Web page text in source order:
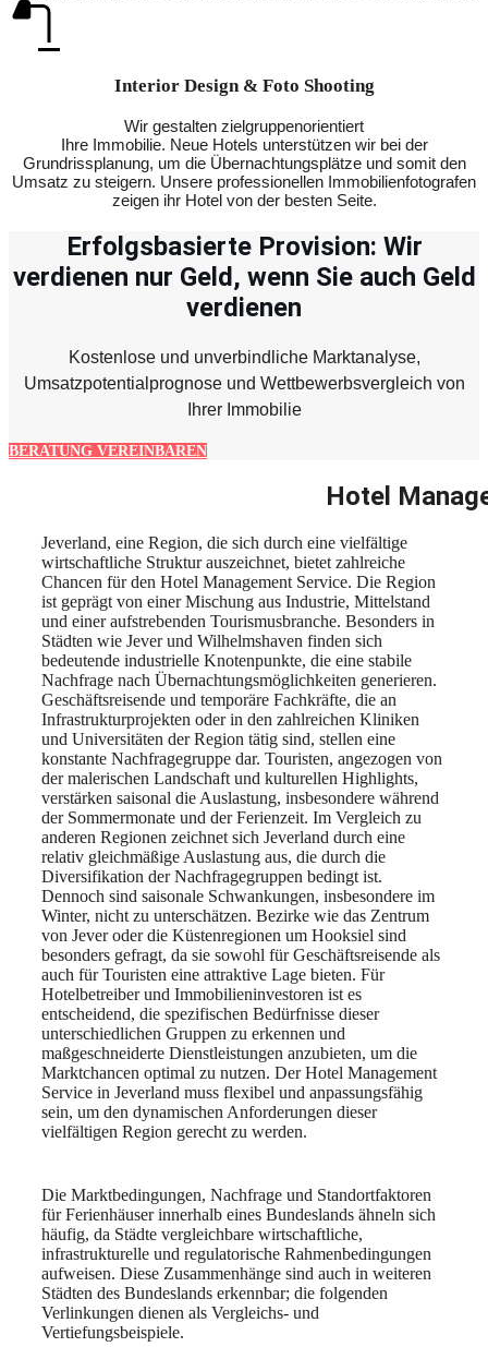
Interior Design & Foto Shooting
Wir gestalten zielgruppenorientiert
Ihre Immobilie. Neue Hotels unterstützen wir bei der
Grundrissplanung, um die Übernachtungsplätze und somit den
Umsatz zu steigern. Unsere professionellen Immobilienfotografen
zeigen ihr Hotel von der besten Seite.
Erfolgsbasierte Provision: Wir
verdienen nur Geld, wenn Sie auch Geld
verdienen
Kostenlose und unverbindliche Marktanalyse,
Umsatzpotentialprognose und Wettbewerbsvergleich von
Ihrer Immobilie
BERATUNG VEREINBAREN
Hotel
Jeverland, eine Region, die sich durch eine vielfältige
wirtschaftliche Struktur auszeichnet, bietet zahlreiche
Chancen für den Hotel Management Service. Die Region
ist geprägt von einer Mischung aus Industrie, Mittelstand
und einer aufstrebenden Tourismusbranche. Besonders in
Städten wie Jever und Wilhelmshaven finden sich
bedeutende industrielle Knotenpunkte, die eine stabile
Nachfrage nach Übernachtungsmöglichkeiten generieren.
Geschäftsreisende und temporäre Fachkräfte, die an
Infrastrukturprojekten oder in den zahlreichen Kliniken
und Universitäten der Region tätig sind, stellen eine
konstante Nachfragegruppe dar. Touristen, angezogen von
der malerischen Landschaft und kulturellen Highlights,
verstärken saisonal die Auslastung, insbesondere während
der Sommermonate und der Ferienzeit. Im Vergleich zu
anderen Regionen zeichnet sich Jeverland durch eine
relativ gleichmäßige Auslastung aus, die durch die
Diversifikation der Nachfragegruppen bedingt ist.
Dennoch sind saisonale Schwankungen, insbesondere im
Winter, nicht zu unterschätzen. Bezirke wie das Zentrum
von Jever oder die Küstenregionen um Hooksiel sind
besonders gefragt, da sie sowohl für Geschäftsreisende als
auch für Touristen eine attraktive Lage bieten. Für
Hotelbetreiber und Immobilieninvestoren ist es
entscheidend, die spezifischen Bedürfnisse dieser
unterschiedlichen Gruppen zu erkennen und
maßgeschneiderte Dienstleistungen anzubieten, um die
Marktchancen optimal zu nutzen. Der Hotel Management
Service in Jeverland muss flexibel und anpassungsfähig
sein, um den dynamischen Anforderungen dieser
vielfältigen Region gerecht zu werden.
Die Marktbedingungen, Nachfrage und Standortfaktoren
für Ferienhäuser innerhalb eines Bundeslands ähneln sich
häufig, da Städte vergleichbare wirtschaftliche,
infrastrukturelle und regulatorische Rahmenbedingungen
aufweisen. Diese Zusammenhänge sind auch in weiteren
Städten des Bundeslands erkennbar; die folgenden
Verlinkungen dienen als Vergleichs- und
Vertiefungsbeispiele.